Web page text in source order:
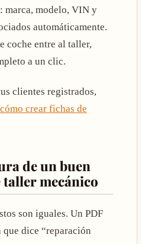
marca, modelo, VIN y
automáticamente.
coche entre al taller,
a un clic.
clientes registrados,
cómo crear fichas de
de un buen
mecánico
son iguales. Un PDF
dice “reparación